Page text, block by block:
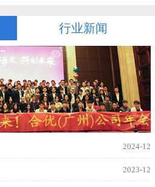
行业新闻
2024-12
2023-12